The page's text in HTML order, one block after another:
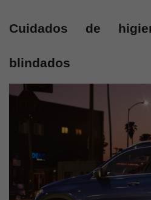
Cuidados de
blindados